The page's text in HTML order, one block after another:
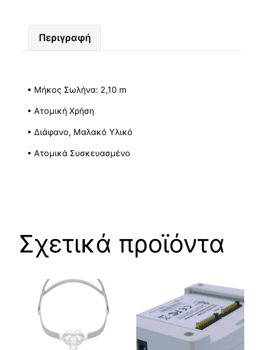
Περιγραφή
• Μήκος Σωλήνα: 2,10 m
• Aτομική Χρήση
• Διάφανο, Μαλακό Υλικό
• Ατομικά Συσκευασμένο
Σχετικά προϊόντα